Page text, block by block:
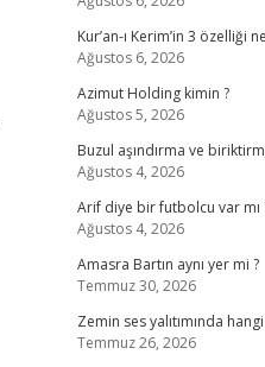
Kur’an-ı Kerim’in 3 özelliği
Ağustos 6, 2026
Azimut Holding kimin ?
Ağustos 5, 2026
Buzul aşındırma ve
Ağustos 4, 2026
Arif diye bir futbolcu var mı
Ağustos 4, 2026
Amasra Bartın aynı yer mi ?
Temmuz 30, 2026
Zemin ses yalıtımında
Temmuz 26, 2026